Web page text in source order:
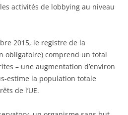
activités de lobbying au niveau
2015, le registre de la
obligatoire) comprend un total
– une augmentation d’environ
estime la population totale
de l’UE.